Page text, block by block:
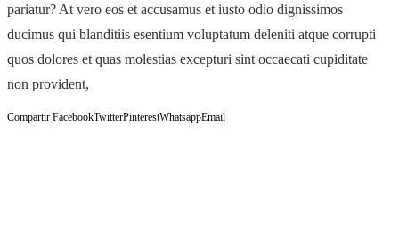
pariatur? At vero eos et accusamus et iusto odio dignissimos
ducimus qui blanditiis esentium voluptatum deleniti atque corrupti
quos dolores et quas molestias excepturi sint occaecati cupiditate
non provident,
Compartir FacebookTwitterPinterestWhatsappEmail